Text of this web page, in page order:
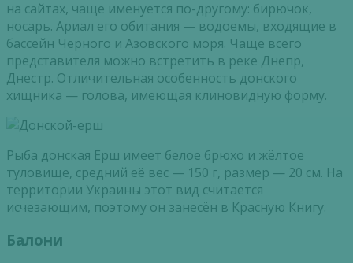
на сайтах, чаще именуется по-другому: бирючок,
носарь. Ариал его обитания — водоемы, входящие в
бассейн Черного и Азовского моря. Чаще всего
представителя можно встретить в реке Днепр,
Днестр. Отличительная особенность донского
хищника — голова, имеющая клиновидную форму.
Рыба донская Ерш имеет белое брюхо и жёлтое
туловище, средний её вес — 150 г, размер — 20 см. На
территории Украины этот вид считается
исчезающим, поэтому он занесён в Красную Книгу.
Балони